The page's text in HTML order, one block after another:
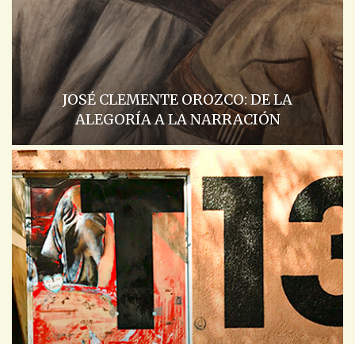
JOSÉ CLEMENTE OROZCO: DE LA
ALEGORÍA A LA NARRACIÓN
ACADEMIA